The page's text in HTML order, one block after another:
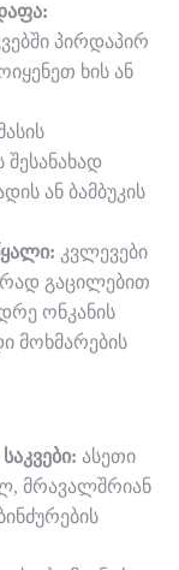
პირდაპირ
ხის ან
შესანახად
ან ბამბუკის
კვლევები
გაცილებით
ონკანის
მოხმარების
ასეთი
მრავალშრიან